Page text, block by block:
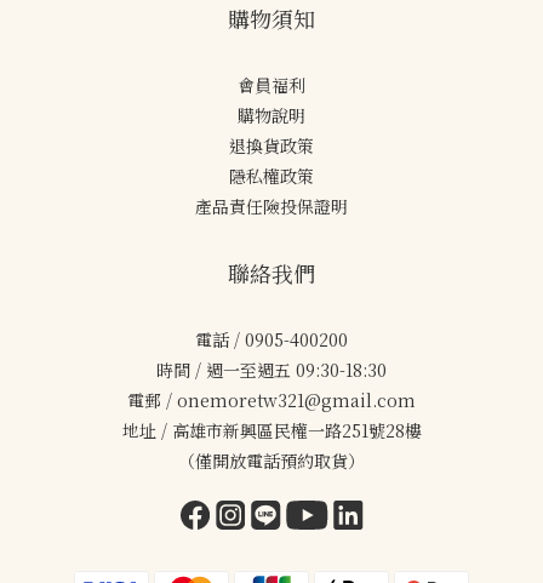
購物須知
會員福利
購物說明
退換貨政策
隱私權政策
產品責任險投保證明
聯絡我們
電話 / 0905-400200
時間 / 週一至週五 09:30-18:30
電郵 / onemoretw321@gmail.com
地址 / 高雄市新興區民權一路251號28樓
（僅開放電話預約取貨）